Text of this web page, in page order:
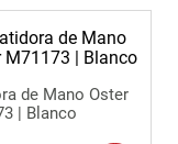
de Mano Oster
| Blanco